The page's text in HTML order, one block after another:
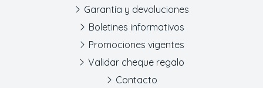
Garantía y devoluciones
Boletines informativos
Promociones vigentes
Validar cheque regalo
Contacto